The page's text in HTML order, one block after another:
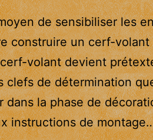
de sensibiliser les
construire un cerf-
volant devient
clefs de détermination
dans la phase de
instructions de